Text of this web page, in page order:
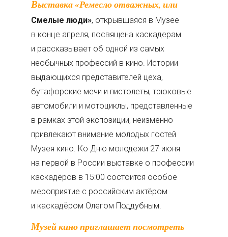
Выставка «Ремесло отважных, или
Смелые люди», открывшаяся в Музее
в конце апреля, посвящена каскадерам
и рассказывает об одной из самых
необычных профессий в кино. Истории
выдающихся представителей цеха,
бутафорские мечи и пистолеты, трюковые
автомобили и мотоциклы, представленные
в рамках этой экспозиции, неизменно
привлекают внимание молодых гостей
Музея кино. Ко Дню молодежи 27 июня
на первой в России выставке о профессии
каскадёров в 15:00 состоится особое
мероприятие с российским актёром
и каскадёром Олегом Поддубным.
Музей кино приглашает посмотреть